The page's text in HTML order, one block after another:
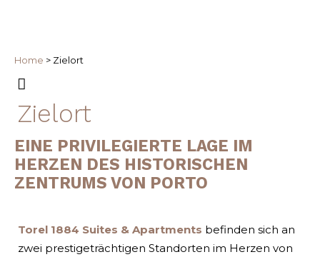
Home > Zielort
Zielort
EINE PRIVILEGIERTE LAGE IM
HERZEN DES HISTORISCHEN
ZENTRUMS VON PORTO
Torel 1884 Suites & Apartments befinden sich an
zwei prestigeträchtigen Standorten im Herzen von